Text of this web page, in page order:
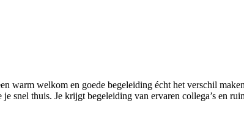
warm welkom en goede begeleiding écht het verschil
snel thuis. Je krijgt begeleiding van ervaren collega’s en